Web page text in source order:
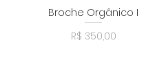
Visualização rápida
Broche Orgânico I
Preço
R$ 350,00